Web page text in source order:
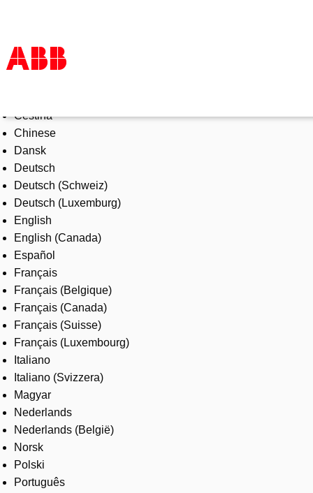
Produkte und Leistungen
Branchenlösungen
Service
Über uns
Vertriebspartner finden
Kontakt
Karriere
Čeština
Chinese
Dansk
Deutsch
Deutsch (Schweiz)
Deutsch (Luxemburg)
English
English (Canada)
Español
Français
Français (Belgique)
Français (Canada)
Français (Suisse)
Français (Luxembourg)
Italiano
Italiano (Svizzera)
Magyar
Nederlands
Nederlands (België)
Norsk
Polski
Português